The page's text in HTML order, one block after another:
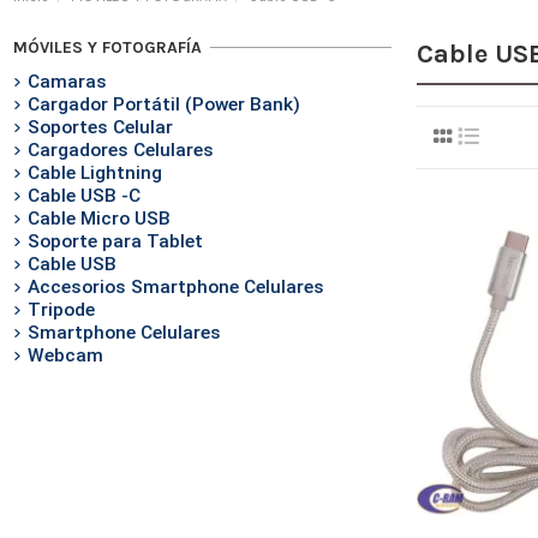
Cable
MÓVILES Y FOTOGRAFÍA
Camaras
Cargador Portátil (Power Bank)
Soportes Celular
Cargadores Celulares
Cable Lightning
Cable USB -C
Cable Micro USB
Soporte para Tablet
Cable USB
Accesorios Smartphone Celulares
Tripode
Smartphone Celulares
Webcam